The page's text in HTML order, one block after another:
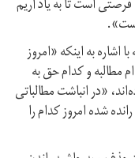
است تا به یاد آریم
اشاره به اینکه «امروز
کدام مطالبه و کدام حق به
«در انباشت مطالباتی
شده امروز کدام را